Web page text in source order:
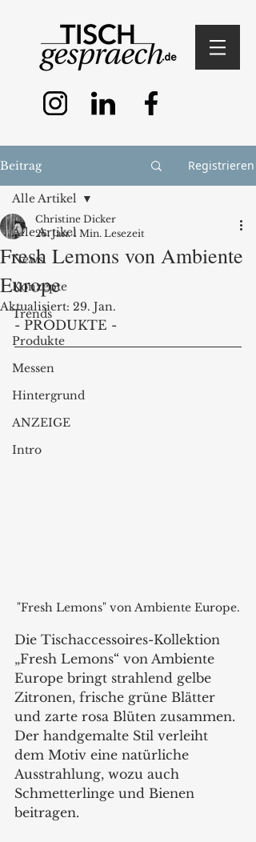
Beitrag Registrieren
Alle Artikel
News
Konzepte
Trends
Produkte
Messen
Hintergrund
ANZEIGE
Intro
Alle Artikel
Fresh Lemons von Ambiente
Europe
Christine Dicker
26. Jan. 1 Min. Lesezeit
Aktualisiert: 29. Jan.
- PRODUKTE -
"Fresh Lemons" von Ambiente Europe.
Die Tischaccessoires-Kollektion
„Fresh Lemons“ von Ambiente
Europe bringt strahlend gelbe
Zitronen, frische grüne Blätter
und zarte rosa Blüten zusammen.
Der handgemalte Stil verleiht
dem Motiv eine natürliche
Ausstrahlung, wozu auch
Schmetterlinge und Bienen
beitragen.